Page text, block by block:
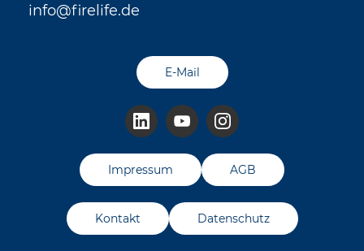
info@firelife.de
E-Mail
Impressum AGB
Kontakt Datenschutz